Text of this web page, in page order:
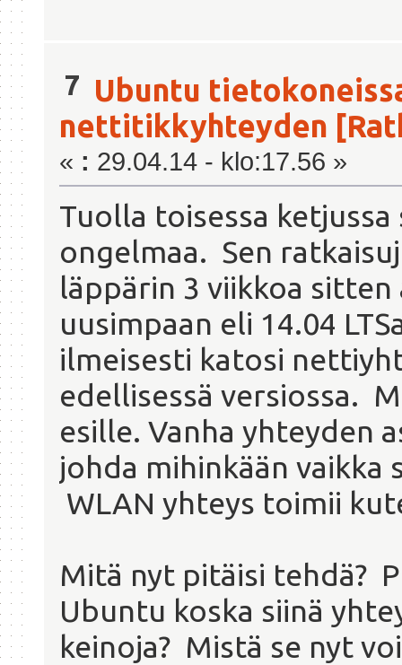
7 Ubuntu
nettitikkyhteyden
« : 29.04.14 - klo:17.56 »
Tuolla toisessa
ongelmaa. Sen
läppärin 3 viikkoa
uusimpaan eli 14.04
ilmeisesti katosi
edellisessä versiossa.
esille. Vanha yhteyden
johda mihinkään vaikka
WLAN yhteys toimii
Mitä nyt pitäisi tehdä?
Ubuntu koska siinä
keinoja? Mistä se nyt